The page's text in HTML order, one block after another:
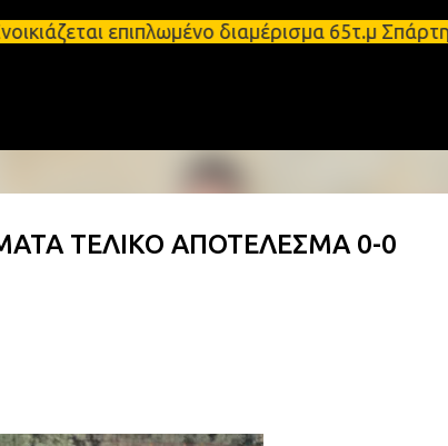
Μετάβαση στο κύριο περιεχόμενο
επιπλωμένο διαμέρισμα 65τ.μ
ΤΕΛΙΚΟ ΑΠΟΤΕΛΕΣΜΑ 0-0